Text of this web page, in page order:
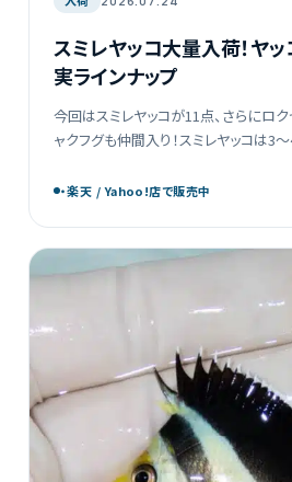
スミレヤッコ大量入荷！ヤ
実ラインナップ
今回はスミレヤッコが11点、さらにロ
ャクフグも仲間入り！スミレヤッコは3
写真でご確認いただけるので、お気に
・楽天 / Yahoo!店で販売中